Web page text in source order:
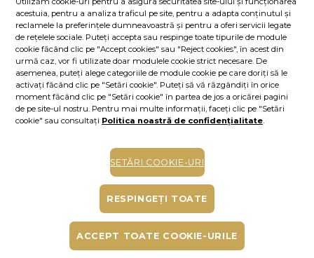
Alertă stoc
Adaugă produsul în lista de alerte de stoc din contul tău și îți vom trimite un
mesaj când produsul va fi disponibil. Adaugă alertă
Cumperi acum, plătești mai târziu
Până la 6 rate fără dobândă
În funcție de cardul tău de credit, poți plăti în până la 6 rate alegând
varianta potrivită direct pe pagina procesatorului de plăți PayU.
Ridicare gratuită din magazine
PRODUSE INCLUSE ÎN „SET CADOU PURE
PATCHOULI“
acestuia, pentru a analiza traficul pe site, pentru a adapta conținutul și
reclamele la preferințele dumneavoastră și pentru a oferi servicii legate
de rețelele sociale. Puteți accepta sau respinge toate tipurile de module
cookie făcând clic pe "Accept cookies" sau "Reject cookies", în acest din
urmă caz, vor fi utilizate doar modulele cookie strict necesare. De
asemenea, puteți alege categoriile de module cookie pe care doriți să le
activați făcând clic pe "Setări cookie". Puteți să vă răzgândiți în orice
moment făcând clic pe "Setări cookie" în partea de jos a oricărei pagini
de pe site-ul nostru. Pentru mai multe informații, faceți clic pe "Setări
cookie" sau consultați Politica noastră de confidențialitate.
SETĂRI COOKIE-URI
RESPINGEȚI TOATE
ACCEPT TOATE COOKIE-URILE